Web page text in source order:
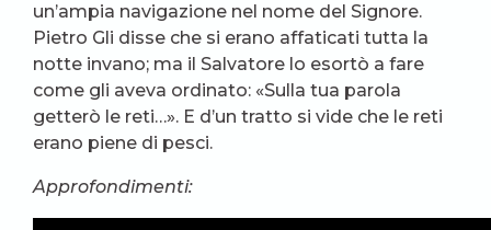
un’ampia navigazione nel nome del Signore.
Pietro Gli disse che si erano affaticati tutta la
notte invano; ma il Salvatore lo esortò a fare
come gli aveva ordinato: «Sulla tua parola
getterò le reti…». E d’un tratto si vide che le reti
erano piene di pesci.
Approfondimenti: